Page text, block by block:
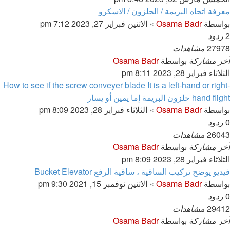
معرفة اتجاه البريمة / الحلزون / الاسكرو
بواسطةOsama Badr
» الاثنين فبراير 27, 2023 7:12 pm
2ردود
27978 مشاهدات
آخر مشاركة بواسطةOsama Badr
الثلاثاء فبراير 28, 2023 8:11 pm
How to see if the screw conveyer blade It is a left-hand or right-
hand flight حلزون البريمة إما يمين أو يسار
بواسطةOsama Badr
» الثلاثاء فبراير 28, 2023 8:09 pm
0ردود
26043 مشاهدات
آخر مشاركة بواسطةOsama Badr
الثلاثاء فبراير 28, 2023 8:09 pm
فيديو يوضح تركيب الساقية ، ساقية الرفع Bucket Elevator
بواسطةOsama Badr
» الاثنين نوفمبر 15, 2021 9:30 pm
0ردود
29412 مشاهدات
آخر مشاركة بواسطةOsama Badr